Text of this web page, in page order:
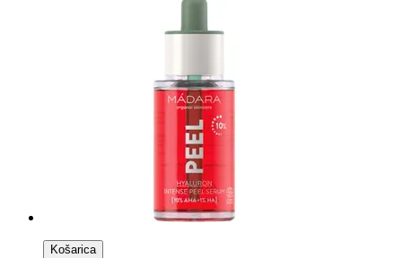
Košarica